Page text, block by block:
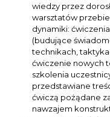
wiedzy przez
warsztatów
dynamiki:
(budujące
technikach,
ćwiczenie nowych
szkolenia
przedstawiane
ćwiczą pożądane
nawzajem